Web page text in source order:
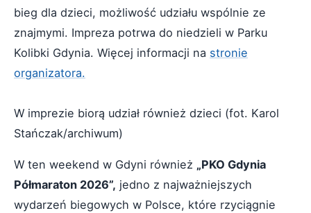
bieg dla dzieci, możliwość udziału wspólnie ze
znajmymi. Impreza potrwa do niedzieli w Parku
Kolibki Gdynia. Więcej informacji na stronie
organizatora.
W imprezie biorą udział również dzieci (fot. Karol
Stańczak/archiwum)
W ten weekend w Gdyni również „PKO Gdynia
Półmaraton 2026”, jedno z najważniejszych
wydarzeń biegowych w Polsce, które rzyciągnie